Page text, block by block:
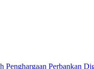
Penghargaan Perbankan